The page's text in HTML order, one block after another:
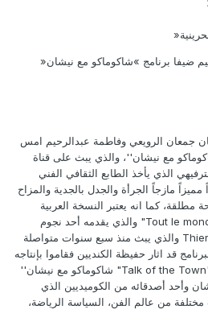
ضيفا برنامج‮ »‬شاكوماكو مع نيشان‮«‬
غادر الى بيروت الفنانان البحرينيان جمعان الرويعي‮ ‬وفاطمة عبدالرحيم امس
‬فيضفي‮ ‬فيه مقدمه‮ ''‬نيشان‮'' ‬جواً‮ ‬مميزاً‮ ‬مازجاً‮ ‬الجرأة والجدل بالجدية والمزاح
بأسلوب جديد ومختلف وذي‮ ‬صراحة مطلقة،‮ ‬كما انه‮ ‬يعتبر النسخة العربية
للبرنامج الفرنسي‮ ‬‭"‬Tout le monde en Parle‭"‬‮ ‬والذي‮ ‬يقدمه أحد نجوم
الشاشة الفرنسية‮ ‬Thierry Radisson‮ ‬والذي‮ ‬يبث منذ سبع سنوات متواصلة
‬‭,''‬2‮ ‬وكان البرنامج قد اثار حفيظة الكنديين فقاموا بإنتاجه
للتلفزيون الكندي‮ ‬تحت عنوان‮ ‬‭"‬Talk of the Town‭" ‬‮''‬شاكوماكو مع نيشان‮''